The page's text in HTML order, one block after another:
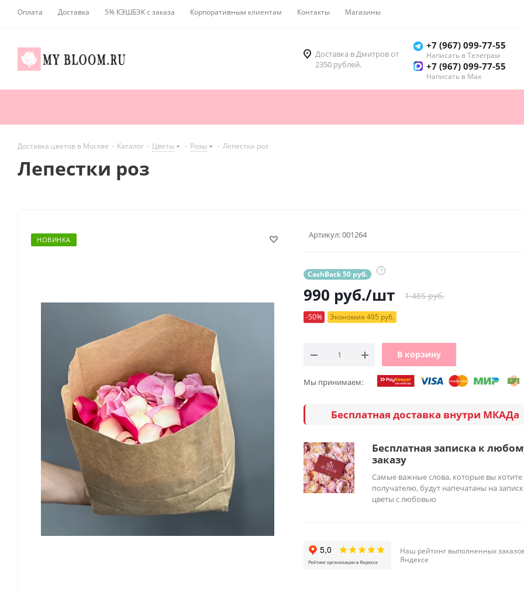
Оплата Доставка 5% КЭШБЭК с заказа Корпоративным клиентам Контакты Магазины
Доставка в Дмитров от
2350 рублей.
+7 (967) 099-77-55
Написать в Телеграм
+7 (967) 099-77-55
Написать в Мах
Доставка цветов в Москве - Каталог - Цветы - Розы - Лепестки роз
Лепестки роз
НОВИНКА Артикул:001264
CashBack 50 руб. ?
990 руб./шт 1 485 руб.
-50% Экономия 495 руб.
В корзину
Мы принимаем:
Бесплатная доставка внутри МКАДа
Бесплатная записка к
заказу
Самые важные слова, которые вы хотите
получателю, будут напечатаны на
цветы с любовью
Наш рейтинг выполненных
Яндексе